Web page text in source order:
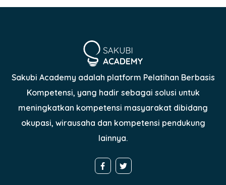
Sakubi Academy adalah platform Pelatihan Berbasis
Kompetensi, yang hadir sebagai solusi untuk
meningkatkan kompetensi masyarakat dibidang
okupasi, wirausaha dan kompetensi pendukung
lainnya.